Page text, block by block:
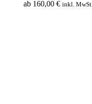
ab 160,00 € inkl. MwSt.